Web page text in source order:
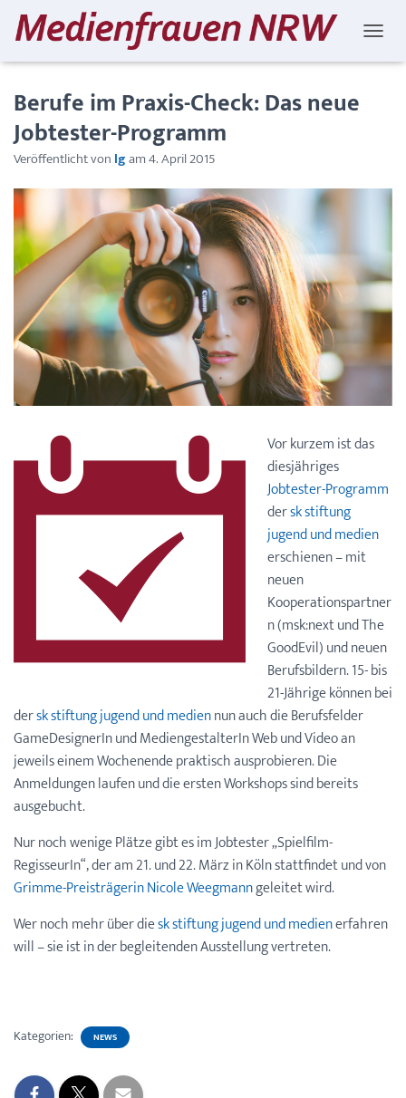
Berufe im Praxis-Check: Das neue
Jobtester-Programm
Veröffentlicht von lgam4. April 2015
Vor kurzem ist das
diesjähriges
Jobtester-Programm
dersk stiftung
jugend und medien
erschienen – mit
neuen
Kooperationspartner
n (msk:next und The
GoodEvil) und neuen
Berufsbildern. 15- bis
21-Jährige können bei
dersk stiftung jugend und mediennun auch die Berufsfelder
GameDesignerIn und MediengestalterIn Web und Video an
jeweils einem Wochenende praktisch ausprobieren. Die
Anmeldungen laufen und die ersten Workshops sind bereits
ausgebucht.
Nur noch wenige Plätze gibt es im Jobtester „Spielfilm-
RegisseurIn“, der am 21. und 22. März in Köln stattfindet und von
Grimme-Preisträgerin Nicole Weegmanngeleitet wird.
Wer noch mehr über diesk stiftung jugend und medienerfahren
will – sie ist in der begleitenden Ausstellung vertreten.
Kategorien: NEWS